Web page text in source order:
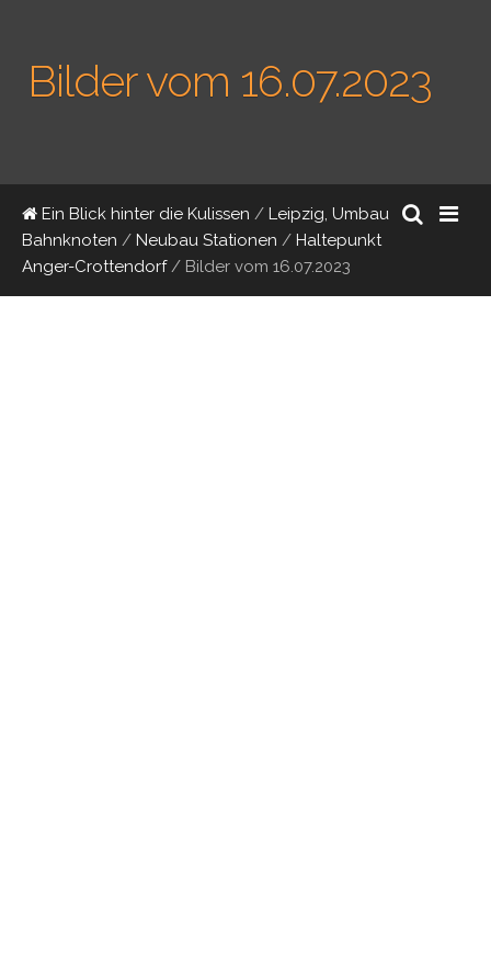
Bilder vom 16.07.2023
Ein Blick hinter die Kulissen / Leipzig, Umbau
Bahnknoten / Neubau Stationen / Haltepunkt
Anger-Crottendorf/ Bilder vom 16.07.2023